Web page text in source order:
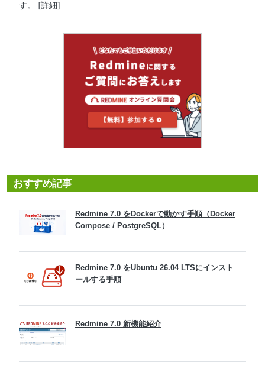
す。 [詳細]
おすすめ記事
Redmine 7.0 をDockerで動かす手順（Docker
Compose / PostgreSQL）
Redmine 7.0 をUbuntu 26.04 LTSにインスト
ールする手順
Redmine 7.0 新機能紹介